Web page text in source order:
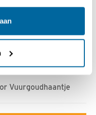
aan het eind van die
Vuurgoudhaantje